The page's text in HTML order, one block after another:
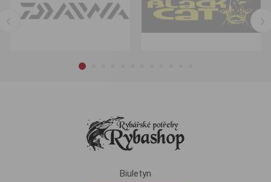
Biuletyn